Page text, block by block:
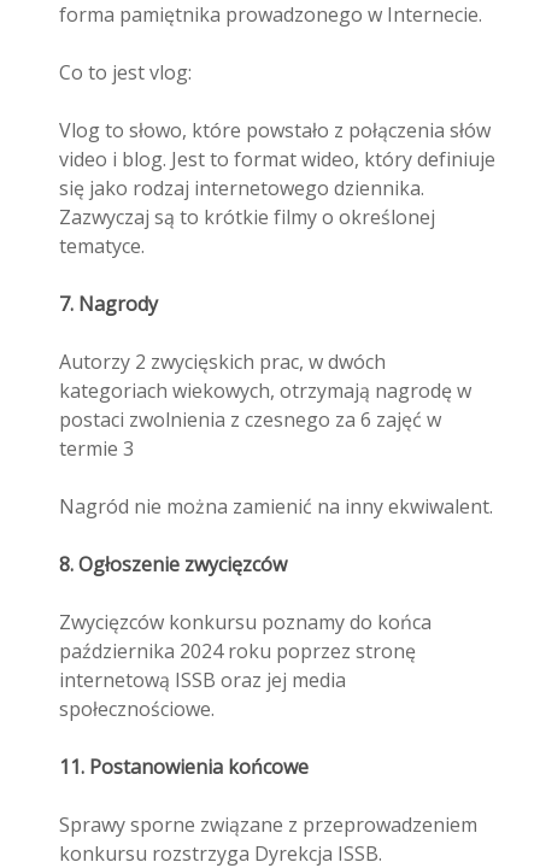
forma pamiętnika prowadzonego w Internecie.
Co to jest vlog:
Vlog to słowo, które powstało z połączenia słów
video i blog. Jest to format wideo, który definiuje
się jako rodzaj internetowego dziennika.
Zazwyczaj są to krótkie filmy o określonej
tematyce.
7. Nagrody
Autorzy 2 zwycięskich prac, w dwóch
kategoriach wiekowych, otrzymają nagrodę w
postaci zwolnienia z czesnego za 6 zajęć w
termie 3
Nagród nie można zamienić na inny ekwiwalent.
8. Ogłoszenie zwycięzców
Zwycięzców konkursu poznamy do końca
października 2024 roku poprzez stronę
internetową ISSB oraz jej media
społecznościowe.
11. Postanowienia końcowe
Sprawy sporne związane z przeprowadzeniem
konkursu rozstrzyga Dyrekcja ISSB.